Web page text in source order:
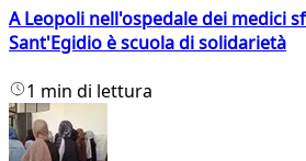
A Leopoli nell'ospedale dei medici
Sant'Egidio è scuola di solidarietà
1 min di lettura